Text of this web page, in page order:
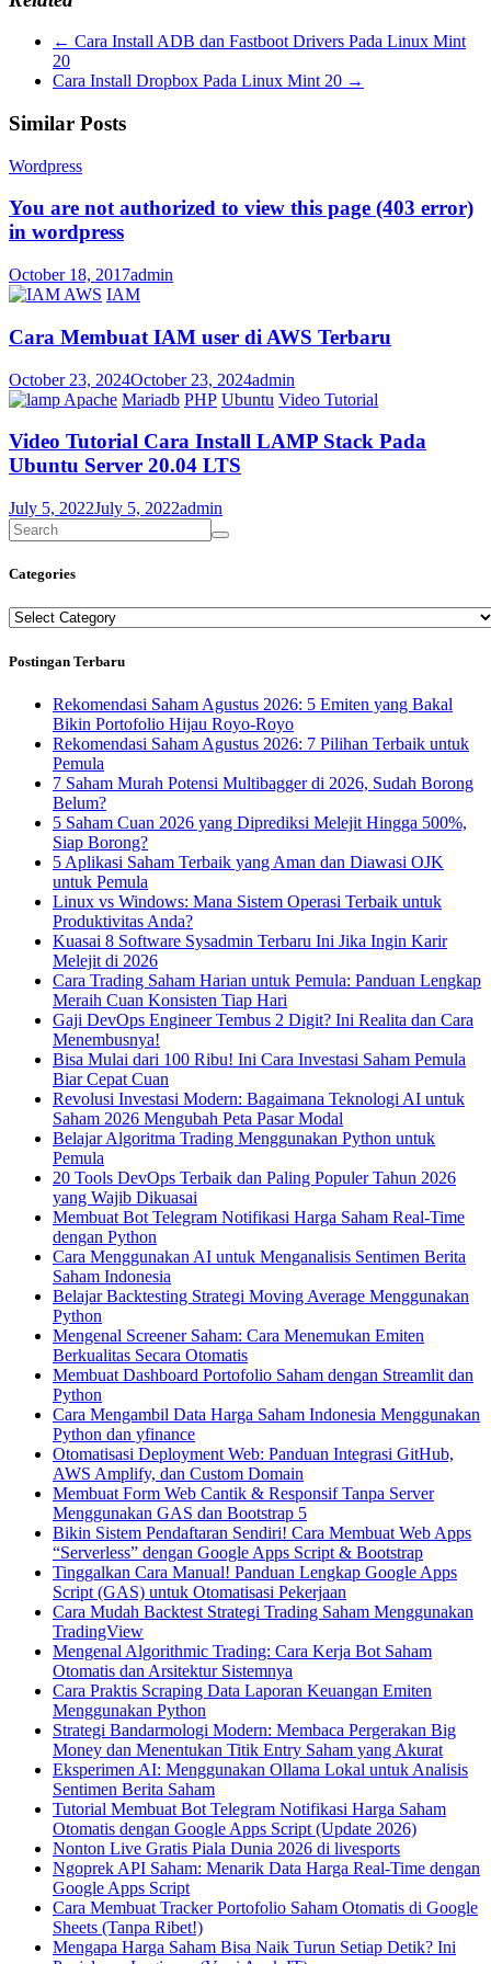
← Cara Install ADB dan Fastboot Drivers Pada Linux Mint
20
Cara Install Dropbox Pada Linux Mint 20 →
Similar Posts
Wordpress
You are not authorized to view this page (403 error)
in wordpress
October 18, 2017admin
AWS IAM
Cara Membuat IAM user di AWS Terbaru
October 23, 2024October 23, 2024admin
Apache Mariadb PHP Ubuntu Video Tutorial
Video Tutorial Cara Install LAMP Stack Pada
Ubuntu Server 20.04 LTS
July 5, 2022July 5, 2022admin
Categories
Categories
Postingan Terbaru
Rekomendasi Saham Agustus 2026: 5 Emiten yang Bakal
Bikin Portofolio Hijau Royo-Royo
Rekomendasi Saham Agustus 2026: 7 Pilihan Terbaik untuk
Pemula
7 Saham Murah Potensi Multibagger di 2026, Sudah Borong
Belum?
5 Saham Cuan 2026 yang Diprediksi Melejit Hingga 500%,
Siap Borong?
5 Aplikasi Saham Terbaik yang Aman dan Diawasi OJK
untuk Pemula
Linux vs Windows: Mana Sistem Operasi Terbaik untuk
Produktivitas Anda?
Kuasai 8 Software Sysadmin Terbaru Ini Jika Ingin Karir
Melejit di 2026
Cara Trading Saham Harian untuk Pemula: Panduan Lengkap
Meraih Cuan Konsisten Tiap Hari
Gaji DevOps Engineer Tembus 2 Digit? Ini Realita dan Cara
Menembusnya!
Bisa Mulai dari 100 Ribu! Ini Cara Investasi Saham Pemula
Biar Cepat Cuan
Revolusi Investasi Modern: Bagaimana Teknologi AI untuk
Saham 2026 Mengubah Peta Pasar Modal
Belajar Algoritma Trading Menggunakan Python untuk
Pemula
20 Tools DevOps Terbaik dan Paling Populer Tahun 2026
yang Wajib Dikuasai
Membuat Bot Telegram Notifikasi Harga Saham Real-Time
dengan Python
Cara Menggunakan AI untuk Menganalisis Sentimen Berita
Saham Indonesia
Belajar Backtesting Strategi Moving Average Menggunakan
Python
Mengenal Screener Saham: Cara Menemukan Emiten
Berkualitas Secara Otomatis
Membuat Dashboard Portofolio Saham dengan Streamlit dan
Python
Cara Mengambil Data Harga Saham Indonesia Menggunakan
Python dan yfinance
Otomatisasi Deployment Web: Panduan Integrasi GitHub,
AWS Amplify, dan Custom Domain
Membuat Form Web Cantik & Responsif Tanpa Server
Menggunakan GAS dan Bootstrap 5
Bikin Sistem Pendaftaran Sendiri! Cara Membuat Web Apps
“Serverless” dengan Google Apps Script & Bootstrap
Tinggalkan Cara Manual! Panduan Lengkap Google Apps
Script (GAS) untuk Otomatisasi Pekerjaan
Cara Mudah Backtest Strategi Trading Saham Menggunakan
TradingView
Mengenal Algorithmic Trading: Cara Kerja Bot Saham
Otomatis dan Arsitektur Sistemnya
Cara Praktis Scraping Data Laporan Keuangan Emiten
Menggunakan Python
Strategi Bandarmologi Modern: Membaca Pergerakan Big
Money dan Menentukan Titik Entry Saham yang Akurat
Eksperimen AI: Menggunakan Ollama Lokal untuk Analisis
Sentimen Berita Saham
Tutorial Membuat Bot Telegram Notifikasi Harga Saham
Otomatis dengan Google Apps Script (Update 2026)
Nonton Live Gratis Piala Dunia 2026 di livesports
Ngoprek API Saham: Menarik Data Harga Real-Time dengan
Google Apps Script
Cara Membuat Tracker Portofolio Saham Otomatis di Google
Sheets (Tanpa Ribet!)
Mengapa Harga Saham Bisa Naik Turun Setiap Detik? Ini